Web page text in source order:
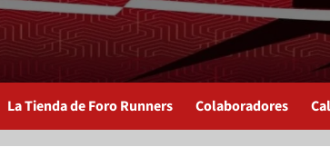
La Tienda de Foro Runners Colaboradores